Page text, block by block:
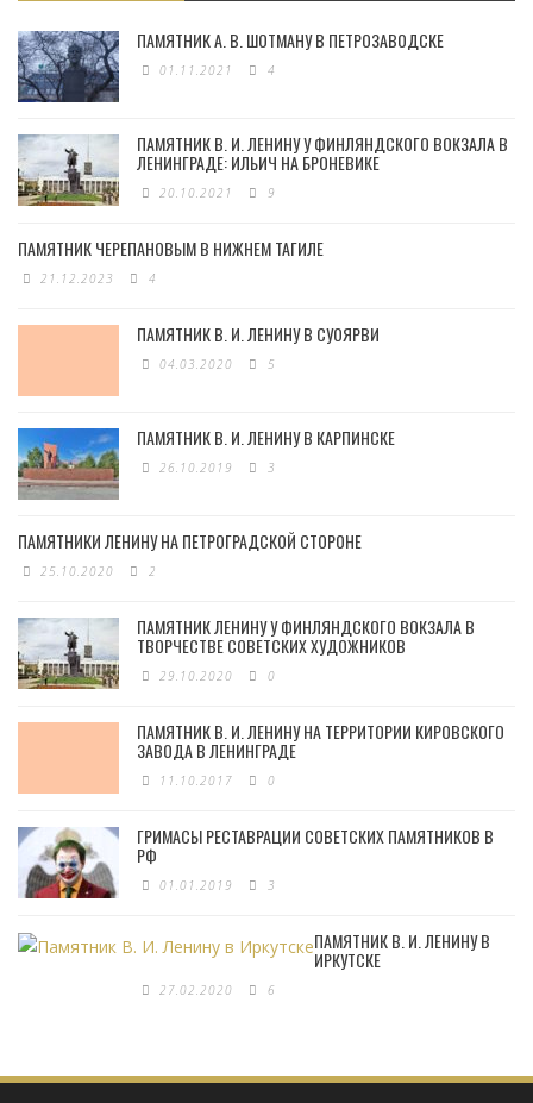
ПАМЯТНИК А. В. ШОТМАНУ В ПЕТРОЗАВОДСКЕ
01.11.2021 4
ПАМЯТНИК В. И. ЛЕНИНУ У ФИНЛЯНДСКОГО ВОКЗАЛА В
ЛЕНИНГРАДЕ: ИЛЬИЧ НА БРОНЕВИКЕ
20.10.2021 9
ПАМЯТНИК ЧЕРЕПАНОВЫМ В НИЖНЕМ ТАГИЛЕ
21.12.2023 4
ПАМЯТНИК В. И. ЛЕНИНУ В СУОЯРВИ
04.03.2020 5
ПАМЯТНИК В. И. ЛЕНИНУ В КАРПИНСКЕ
26.10.2019 3
ПАМЯТНИКИ ЛЕНИНУ НА ПЕТРОГРАДСКОЙ СТОРОНЕ
25.10.2020 2
ПАМЯТНИК ЛЕНИНУ У ФИНЛЯНДСКОГО ВОКЗАЛА В
ТВОРЧЕСТВЕ СОВЕТСКИХ ХУДОЖНИКОВ
29.10.2020 0
ПАМЯТНИК В. И. ЛЕНИНУ НА ТЕРРИТОРИИ КИРОВСКОГО
ЗАВОДА В ЛЕНИНГРАДЕ
11.10.2017 0
ГРИМАСЫ РЕСТАВРАЦИИ СОВЕТСКИХ ПАМЯТНИКОВ В
РФ
01.01.2019 3
ПАМЯТНИК В. И. ЛЕНИНУ В
ИРКУТСКЕ
27.02.2020 6